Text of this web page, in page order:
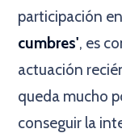
participación
cumbres', es
actuación
queda mucho
conseguir la